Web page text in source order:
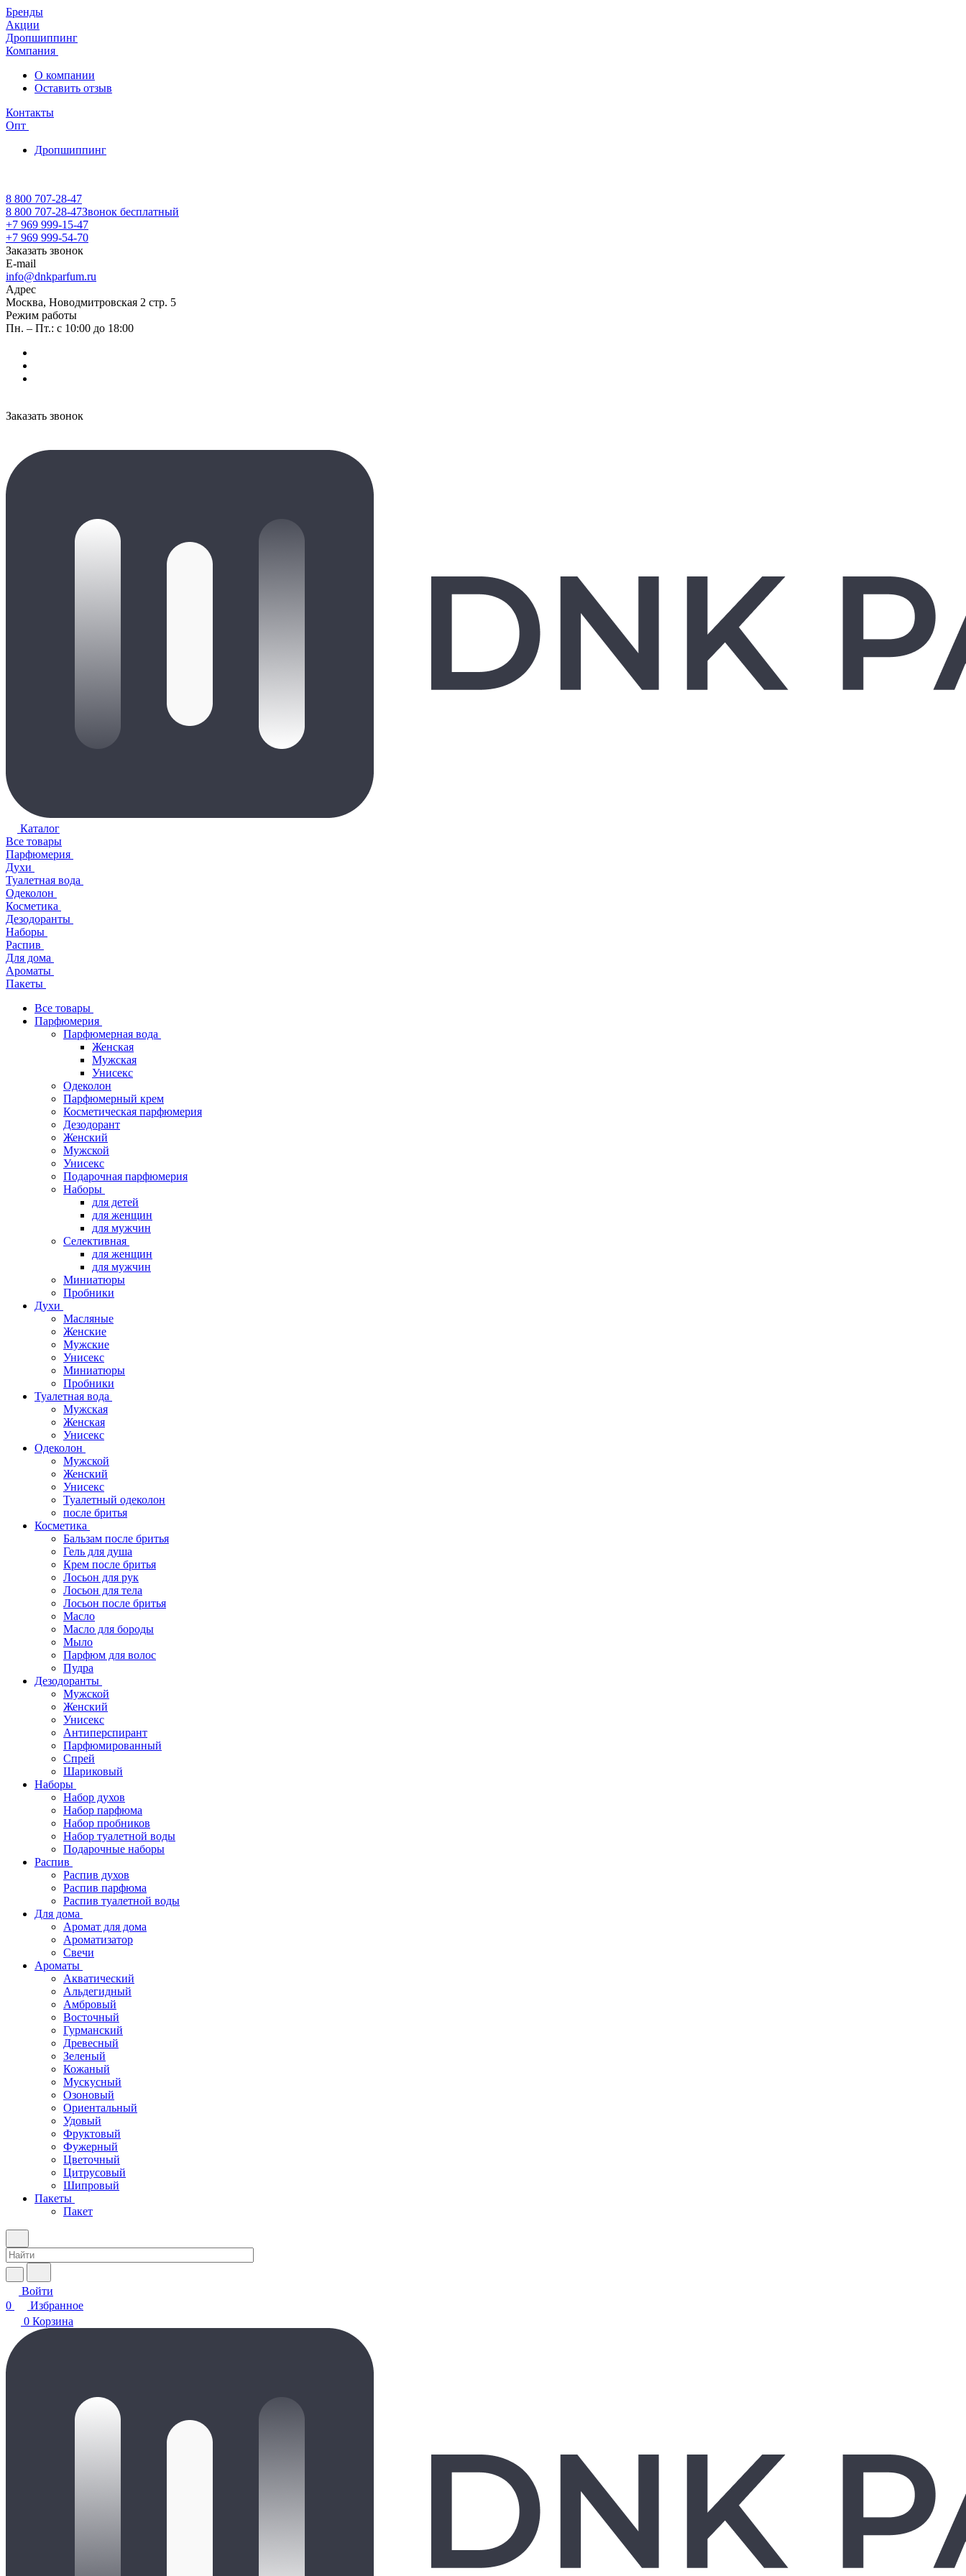
Бренды
Акции
Дропшиппинг
Компания
О компании
Оставить отзыв
Контакты
Опт
Дропшиппинг
8 800 707-28-47
8 800 707-28-47Звонок бесплатный
+7 969 999-15-47
+7 969 999-54-70
Заказать звонок
E-mail
info@dnkparfum.ru
Адрес
Москва, Новодмитровская 2 стр. 5
Режим работы
Пн. – Пт.: с 10:00 до 18:00
Заказать звонок
Каталог
Все товары
Парфюмерия
Духи
Туалетная вода
Одеколон
Косметика
Дезодоранты
Наборы
Распив
Для дома
Ароматы
Пакеты
Все товары
Парфюмерия
Парфюмерная вода
Женская
Мужская
Унисекс
Одеколон
Парфюмерный крем
Косметическая парфюмерия
Дезодорант
Женский
Мужской
Унисекс
Подарочная парфюмерия
Наборы
для детей
для женщин
для мужчин
Селективная
для женщин
для мужчин
Миниатюры
Пробники
Духи
Масляные
Женские
Мужские
Унисекс
Миниатюры
Пробники
Туалетная вода
Мужская
Женская
Унисекс
Одеколон
Мужской
Женский
Унисекс
Туалетный одеколон
после бритья
Косметика
Бальзам после бритья
Гель для душа
Крем после бритья
Лосьон для рук
Лосьон для тела
Лосьон после бритья
Масло
Масло для бороды
Мыло
Парфюм для волос
Пудра
Дезодоранты
Мужской
Женский
Унисекс
Антиперспирант
Парфюмированный
Спрей
Шариковый
Наборы
Набор духов
Набор парфюма
Набор пробников
Набор туалетной воды
Подарочные наборы
Распив
Распив духов
Распив парфюма
Распив туалетной воды
Для дома
Аромат для дома
Ароматизатор
Свечи
Ароматы
Акватический
Альдегидный
Амбровый
Восточный
Гурманский
Древесный
Зеленый
Кожаный
Мускусный
Озоновый
Ориентальный
Удовый
Фруктовый
Фужерный
Цветочный
Цитрусовый
Шипровый
Пакеты
Пакет
Войти
0
Избранное
0 Корзина